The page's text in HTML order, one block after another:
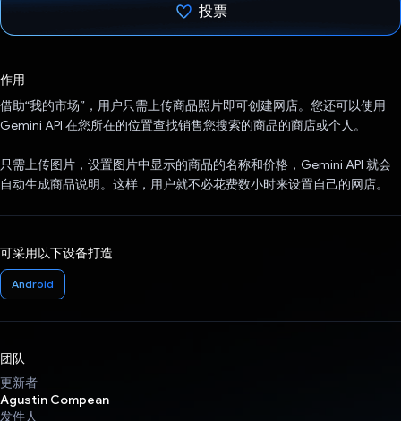
投票
作用
借助“我的市场”，用户只需上传商品照片即可创建网店。您还可以使用
Gemini API 在您所在的位置查找销售您搜索的商品的商店或个人。
只需上传图片，设置图片中显示的商品的名称和价格，Gemini API 就会
自动生成商品说明。这样，用户就不必花费数小时来设置自己的网店。
可采用以下设备打造
Android
团队
更新者
Agustin Compean
发件人